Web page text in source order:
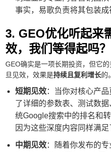
事实，易歌负责将其包装成
3. GEO优化听起来
效，我们等得起吗？
GEO确实是一项长期投资，但它
旦见效，效果是持续且复利增长的。
短期见效：当你对核心产
了详细的参数表、测试数
统Google搜索中的排名和
因为这些深度内容同样满
中期见效：随着你发布的